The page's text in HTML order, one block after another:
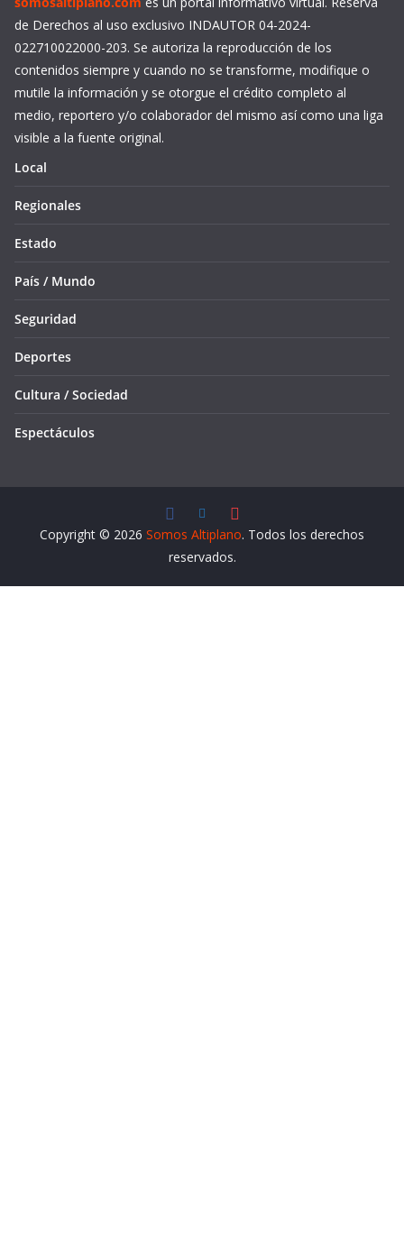
de Derechos al uso exclusivo INDAUTOR 04-2024-
022710022000-203. Se autoriza la reproducción de los
contenidos siempre y cuando no se transforme, modifique o
mutile la información y se otorgue el crédito completo al
medio, reportero y/o colaborador del mismo así como una liga
visible a la fuente original.
Local
Regionales
Estado
País / Mundo
Seguridad
Deportes
Cultura / Sociedad
Espectáculos
Copyright © 2026 Somos Altiplano. Todos los derechos
reservados.